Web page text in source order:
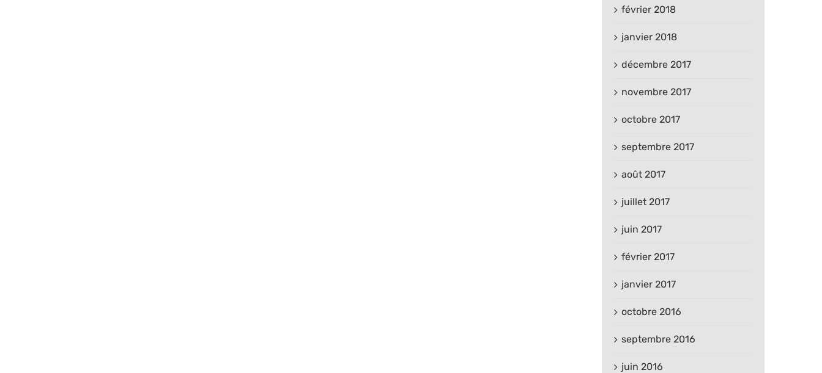
février 2018
janvier 2018
décembre 2017
novembre 2017
octobre 2017
septembre 2017
août 2017
juillet 2017
juin 2017
février 2017
janvier 2017
octobre 2016
septembre 2016
juin 2016